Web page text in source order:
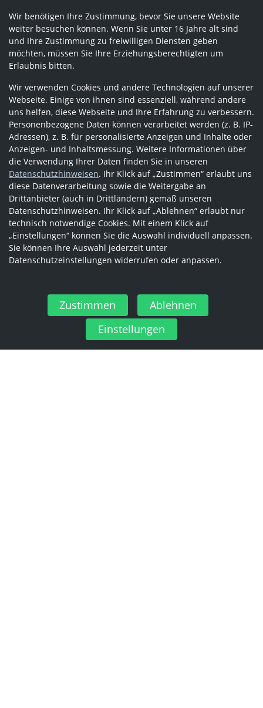
Wir benötigen Ihre Zustimmung, bevor Sie unsere Website
weiter besuchen können. Wenn Sie unter 16 Jahre alt sind
und Ihre Zustimmung zu freiwilligen Diensten geben
möchten, müssen Sie Ihre Erziehungsberechtigten um
Erlaubnis bitten.
Wir verwenden Cookies und andere Technologien auf unserer
Webseite. Einige von ihnen sind essenziell, während andere
uns helfen, diese Webseite und Ihre Erfahrung zu verbessern.
Personenbezogene Daten können verarbeitet werden (z. B. IP-
Adressen), z. B. für personalisierte Anzeigen und Inhalte oder
Anzeigen- und Inhaltsmessung. Weitere Informationen über
die Verwendung Ihrer Daten finden Sie in unseren
Datenschutzhinweisen. Ihr Klick auf „Zustimmen“ erlaubt uns
diese Datenverarbeitung sowie die Weitergabe an
Drittanbieter (auch in Drittländern) gemäß unseren
Datenschutzhinweisen. Ihr Klick auf „Ablehnen“ erlaubt nur
technisch notwendige Cookies. Mit einem Klick auf
„Einstellungen“ können Sie die Auswahl individuell anpassen.
Sie können Ihre Auswahl jederzeit unter
Datenschutzeinstellungen widerrufen oder anpassen.
Zustimmen
Ablehnen
Einstellungen